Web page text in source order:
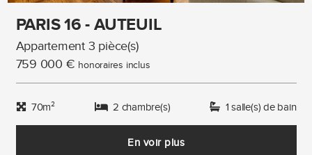
PARIS 16 - AUTEUIL
Appartement 3 pièce(s)
759 000 € honoraires inclus
70m² 2 chambre(s) 1 salle(s) de bain
En voir plus